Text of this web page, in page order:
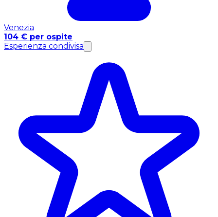
Venezia
104 € per ospite
Esperienza condivisa